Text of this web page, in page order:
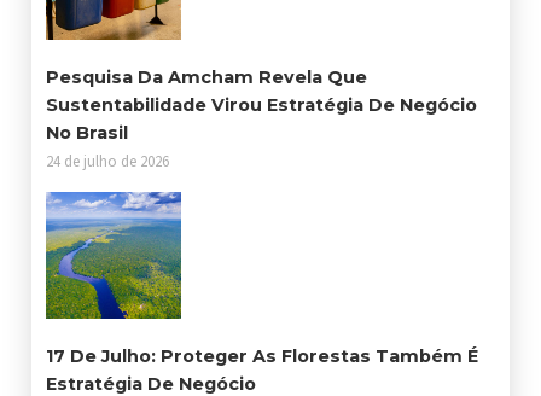
Pesquisa Da Amcham Revela Que
Sustentabilidade Virou Estratégia De Negócio
No Brasil
24 de julho de 2026
17 De Julho: Proteger As Florestas Também É
Estratégia De Negócio